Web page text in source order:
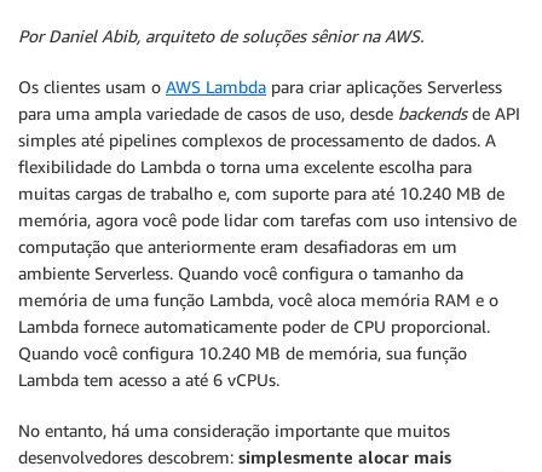
Por Daniel Abib, arquiteto de soluções sênior na AWS.
Os clientes usam o AWS Lambda para criar aplicações Serverless
para uma ampla variedade de casos de uso, desde backendsde API
simples até pipelines complexos de processamento de dados. A
flexibilidade do Lambda o torna uma excelente escolha para
muitas cargas de trabalho e, com suporte para até 10.240 MB de
memória, agora você pode lidar com tarefas com uso intensivo de
computação que anteriormente eram desafiadoras em um
ambiente Serverless. Quando você configura o tamanho da
memória de uma função Lambda, você aloca memória RAM e o
Lambda fornece automaticamente poder de CPU proporcional.
Quando você configura 10.240 MB de memória, sua função
Lambda tem acesso a até 6 vCPUs.
No entanto, há uma consideração importante que muitos
desenvolvedores descobrem: simplesmente alocar mais